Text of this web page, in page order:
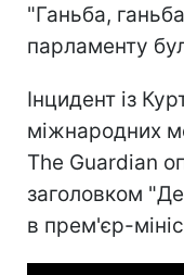
"Ганьба,
парламенту
Інцидент із
міжнародних
The Guardian
заголовком
в прем'єр-